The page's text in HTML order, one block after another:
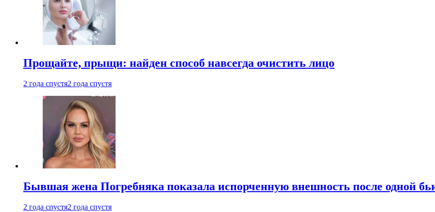
Прощайте, прыщи: найден способ навсегда очистить лицо
2 года спустя2 года спустя
Бывшая жена Погребняка показала испорченную внешность после одной
2 года спустя2 года спустя